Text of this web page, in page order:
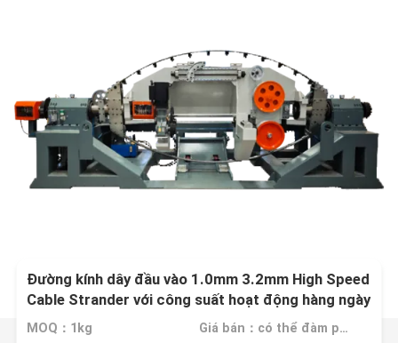
Đường kính dây đầu vào 1.0mm 3.2mm High Speed
Cable Strander với công suất hoạt động hàng ngày
15KW cho sản xuất cáp
MOQ：1kg Giá bán：có thể đàm phán